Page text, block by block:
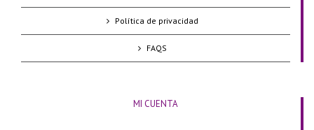
Política de privacidad
FAQS
MI CUENTA